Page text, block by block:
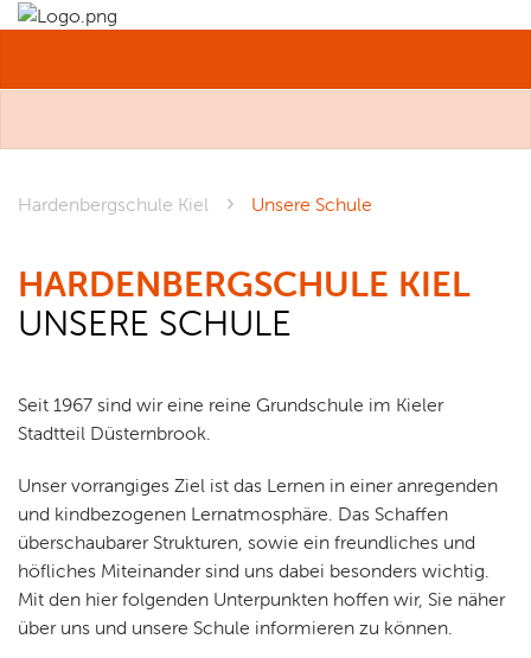
Hardenbergschule Kiel
Unsere Schule
HARDENBERGSCHULE KIEL
UNSERE SCHULE
Seit 1967 sind wir eine reine Grundschule im Kieler
Stadtteil Düsternbrook.
Unser vorrangiges Ziel ist das Lernen in einer anregenden
und kindbezogenen Lernatmosphäre. Das Schaffen
überschaubarer Strukturen, sowie ein freundliches und
höfliches Miteinander sind uns dabei besonders wichtig.
Mit den hier folgenden Unterpunkten hoffen wir, Sie näher
über uns und unsere Schule informieren zu können.